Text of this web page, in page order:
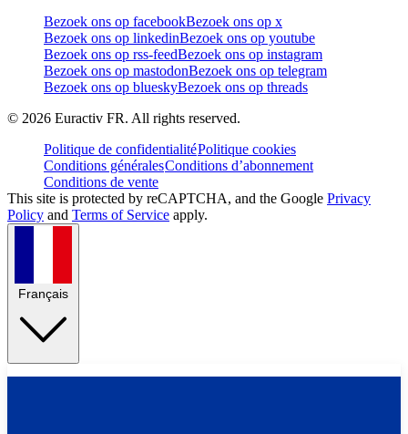
Bezoek ons op facebookBezoek ons op x
Bezoek ons op linkedinBezoek ons op youtube
Bezoek ons op rss-feedBezoek ons op instagram
Bezoek ons op mastodonBezoek ons op telegram
Bezoek ons op blueskyBezoek ons op threads
© 2026 Euractiv FR. All rights reserved.
Politique de confidentialitéPolitique cookies
Conditions généralesConditions d’abonnement
Conditions de vente
This site is protected by reCAPTCHA, and the Google Privacy
Policy and Terms of Service apply.
Français